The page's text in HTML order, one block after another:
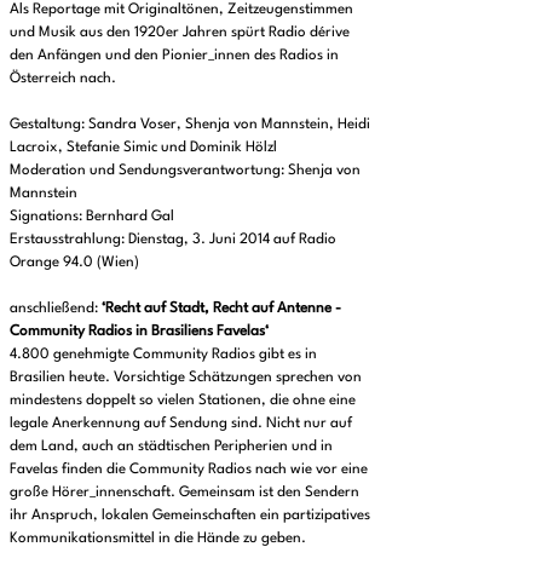
Als Reportage mit Originaltönen, Zeitzeugenstimmen
und Musik aus den 1920er Jahren spürt Radio dérive
den Anfängen und den Pionier_innen des Radios in
Österreich nach.
Gestaltung: Sandra Voser, Shenja von Mannstein, Heidi
Lacroix, Stefanie Simic und Dominik Hölzl
Moderation und Sendungsverantwortung: Shenja von
Mannstein
Signations: Bernhard Gal
Erstausstrahlung: Dienstag, 3. Juni 2014 auf Radio
Orange 94.0 (Wien)
anschließend: ‘Recht auf Stadt, Recht auf Antenne -
Community Radios in Brasiliens Favelas‘
4.800 genehmigte Community Radios gibt es in
Brasilien heute. Vorsichtige Schätzungen sprechen von
mindestens doppelt so vielen Stationen, die ohne eine
legale Anerkennung auf Sendung sind. Nicht nur auf
dem Land, auch an städtischen Peripherien und in
Favelas finden die Community Radios nach wie vor eine
große Hörer_innenschaft. Gemeinsam ist den Sendern
ihr Anspruch, lokalen Gemeinschaften ein partizipatives
Kommunikationsmittel in die Hände zu geben.